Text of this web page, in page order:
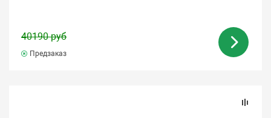
40190 руб
Предзаказ